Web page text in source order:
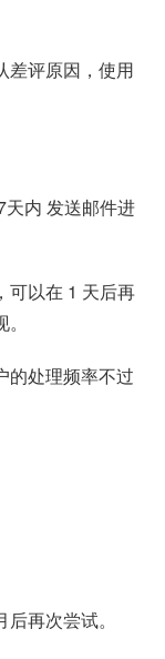
差评原因，使用
内 发送邮件进
可以在 1 天后再
的处理频率不过
再次尝试。